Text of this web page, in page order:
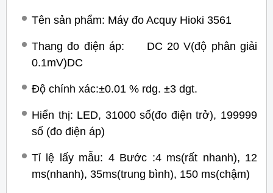
Tên sản phẩm: Máy đo Acquy Hioki 3561
Thang đo điện áp: DC 20 V(độ phân giải
0.1mV)DC
Độ chính xác:±0.01 % rdg. ±3 dgt.
Hiển thị: LED, 31000 số(đo điện trở), 199999
số (đo điện áp)
Tỉ lệ lấy mẫu: 4 Bước :4 ms(rất nhanh), 12
ms(nhanh), 35ms(trung bình), 150 ms(chậm)